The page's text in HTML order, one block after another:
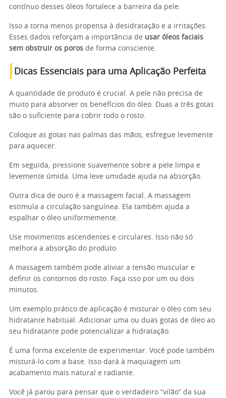
contínuo desses óleos fortalece a barreira da pele.
Isso a torna menos propensa à desidratação e a irritações.
Esses dados reforçam a importância de usar óleos faciais
sem obstruir os poros de forma consciente.
Dicas Essenciais para uma Aplicação Perfeita
A quantidade de produto é crucial. A pele não precisa de
muito para absorver os benefícios do óleo. Duas a três gotas
são o suficiente para cobrir todo o rosto.
Coloque as gotas nas palmas das mãos, esfregue levemente
para aquecer.
Em seguida, pressione suavemente sobre a pele limpa e
levemente úmida. Uma leve umidade ajuda na absorção.
Outra dica de ouro é a massagem facial. A massagem
estimula a circulação sanguínea. Ela também ajuda a
espalhar o óleo uniformemente.
Use movimentos ascendentes e circulares. Isso não só
melhora a absorção do produto.
A massagem também pode aliviar a tensão muscular e
definir os contornos do rosto. Faça isso por um ou dois
minutos.
Um exemplo prático de aplicação é misturar o óleo com seu
hidratante habitual. Adicionar uma ou duas gotas de óleo ao
seu hidratante pode potencializar a hidratação.
É uma forma excelente de experimentar. Você pode também
misturá-lo com a base. Isso dará à maquiagem um
acabamento mais natural e radiante.
Você já parou para pensar que o verdadeiro “vilão” da sua